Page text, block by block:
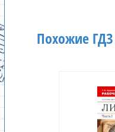
Похожие ГДЗ